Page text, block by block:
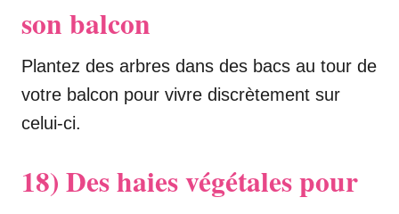
son balcon
Plantez des arbres dans des bacs au tour de
votre balcon pour vivre discrètement sur
celui-ci.
18) Des haies végétales pour